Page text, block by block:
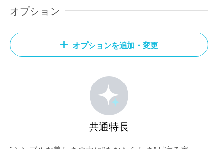
オプション
オプションを追加・変更
共通特長